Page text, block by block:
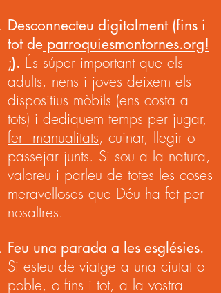
Desconnecteu digitalment (fins i
tot de parroquiesmontornes.org!
;). És súper important que els
adults, nens i joves deixem els
dispositius mòbils (ens costa a
tots) i dediquem temps per jugar,
fer manualitats, cuinar, llegir o
passejar junts. Si sou a la natura,
valoreu i parleu de totes les coses
meravelloses que Déu ha fet per
nosaltres.
Feu una parada a les esglésies.
Si esteu de viatge a una ciutat o
poble, o fins i tot, a la vostra